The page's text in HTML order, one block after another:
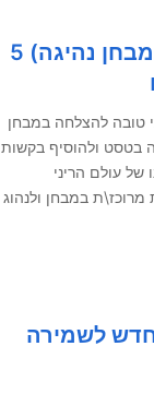
תפילה להצלחה בטסט (במבחן נהיגה) 5
טובה להצלחה במבחן
בטסט ולהוסיף בקשות
של עולם הריני
מרוכז\ת במבחן ולנהוג
לשמירה